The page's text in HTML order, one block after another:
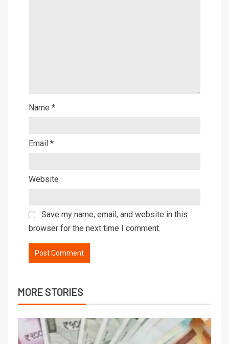
Name *
Email *
Website
Save my name, email, and website in this
browser for the next time I comment.
MORE STORIES